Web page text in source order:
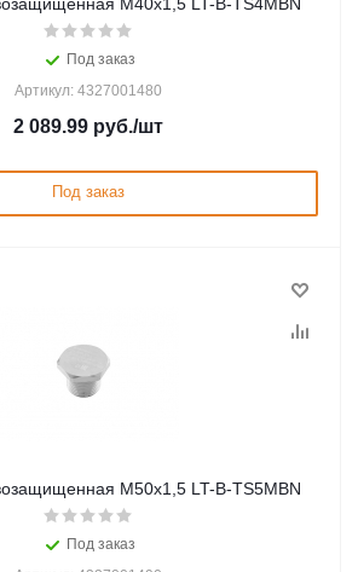
Под заказ
Артикул: 4327001480
2 089.99 руб./шт
Под заказ
М50х1,5 LT-B-TS5MBN
Под заказ